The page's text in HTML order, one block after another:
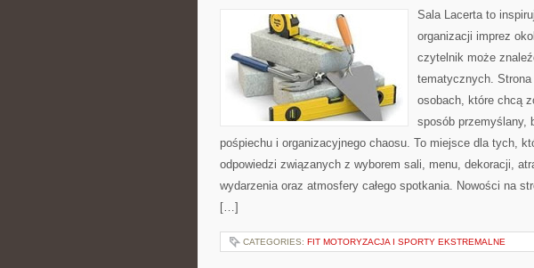
Sala Lacerta to
organizacji imprez
czytelnik może
tematycznych. Strona
osobach, które chcą
sposób przemyślany,
pośpiechu i organizacyjnego chaosu. To miejsce dla tych,
odpowiedzi związanych z wyborem sali, menu, dekoracji,
wydarzenia oraz atmosfery całego spotkania. Nowości na
[…]
CATEGORIES: FIT MOTORYZACJA I SPORTY EKSTREMALNE